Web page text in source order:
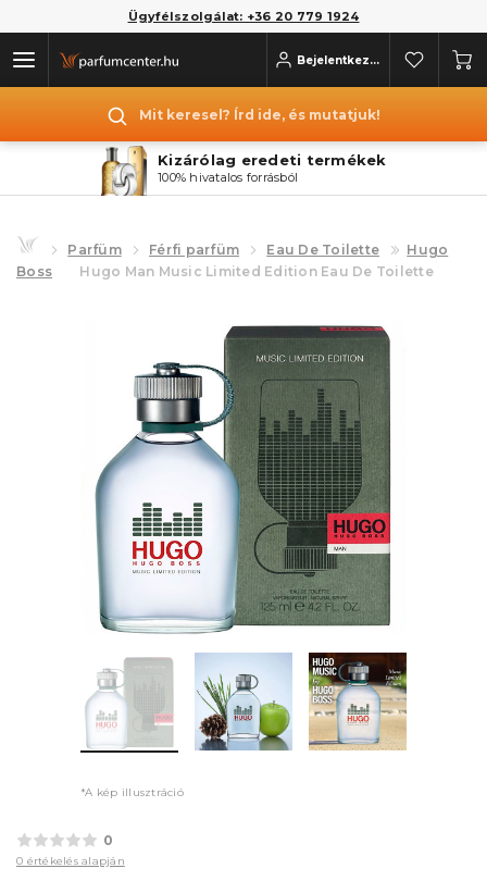
Ügyfélszolgálat: +36 20 779 1924
Bejelentkezés
Mit keresel? Írd ide, és mutatjuk!
Kizárólag eredeti termékek
100% hivatalos forrásból
Parfüm Férfi parfüm Eau De Toilette
Hugo
Boss
Hugo Man Music Limited Edition Eau De Toilette
*A kép illusztráció
0
0 értékelés alapján